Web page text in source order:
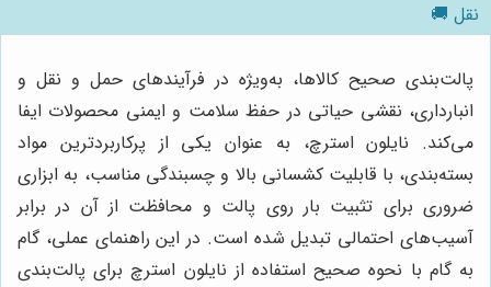
نقل 🚚
پالت‌بندی صحیح کالاها، به‌ویژه در فرآیندهای حمل و نقل و
انبارداری، نقشی حیاتی در حفظ سلامت و ایمنی محصولات ایفا
می‌کند. نایلون استرچ، به عنوان یکی از پرکاربردترین مواد
بسته‌بندی، با قابلیت کشسانی بالا و چسبندگی مناسب، به ابزاری
ضروری برای تثبیت بار روی پالت و محافظت از آن در برابر
آسیب‌های احتمالی تبدیل شده است. در این راهنمای عملی، گام
به گام با نحوه صحیح استفاده از نایلون استرچ برای پالت‌بندی